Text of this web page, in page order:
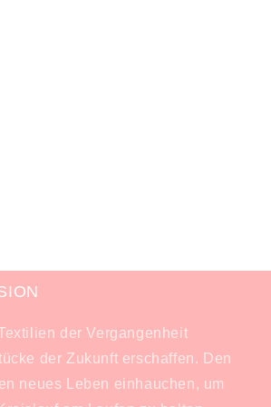
der Vergangenheit
der Zukunft erschaffen. Den
neues Leben einhauchen, um